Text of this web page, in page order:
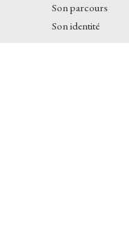
Son parcours
Son identité